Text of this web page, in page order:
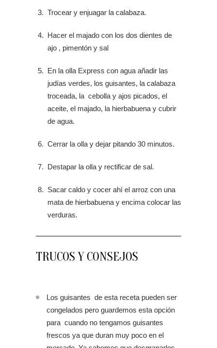
Trocear y enjuagar la calabaza.
Hacer el majado con los dos dientes de
ajo , pimentón y sal
En la olla Express con agua añadir las
judías verdes, los guisantes, la calabaza
troceada, la cebolla y ajos picados, el
aceite, el majado, la hierbabuena y cubrir
de agua.
Cerrar la olla y dejar pitando 30 minutos.
Destapar la olla y rectificar de sal.
Sacar caldo y cocer ahí el arroz con una
mata de hierbabuena y encima colocar las
verduras.
TRUCOS Y CONSEJOS
Los guisantes de esta receta pueden ser
congelados pero guardemos esta opción
para cuando no tengamos guisantes
frescos ya que duran muy poco en el